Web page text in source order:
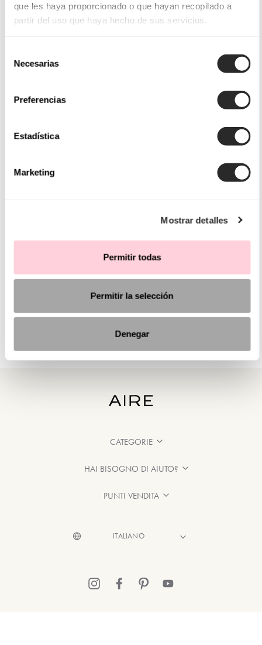
que les haya proporcionado o que hayan recopilado a
partir del uso que haya hecho de sus servicios.
Necesarias
Preferencias
Estadística
Marketing
Mostrar detalles
Permitir todas
Permitir la selección
Denegar
CATEGORIE
HAI BISOGNO DI AIUTO?
PUNTI VENDITA